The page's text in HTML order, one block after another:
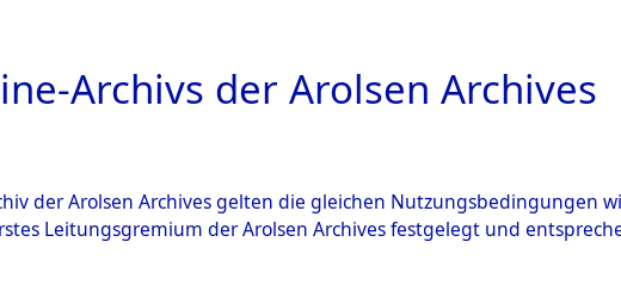
ARCHIVALE ÜBERSICHT BILD
Archivs der Arolsen Archives
der Arolsen Archives gelten die gleichen Nutzungsbedingungen
Leitungsgremium der Arolsen Archives festgelegt und